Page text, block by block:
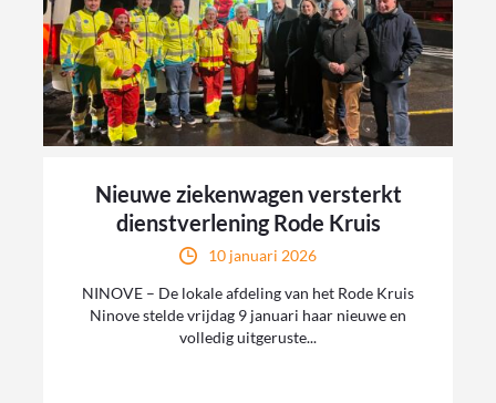
Nieuwe ziekenwagen versterkt
dienstverlening Rode Kruis
10 januari 2026
NINOVE – De lokale afdeling van het Rode Kruis
Ninove stelde vrijdag 9 januari haar nieuwe en
volledig uitgeruste...